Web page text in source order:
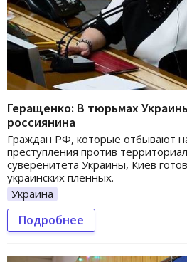
Геращенко: В тюрьмах
россиянина
Граждан РФ, которые отбывают
преступления против
суверенитета Украины, Киев
украинских пленных.
Украина
Подробнее